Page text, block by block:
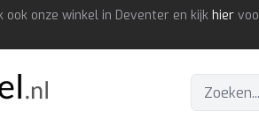
ook onze winkel in Deventer en kijk hier